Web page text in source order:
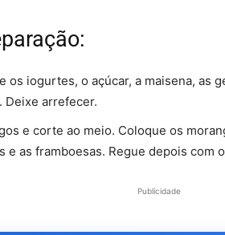
os iogurtes, o açúcar, a maisena, as
Deixe arrefecer.
e corte ao meio. Coloque os
e as framboesas. Regue depois com
Publicidade